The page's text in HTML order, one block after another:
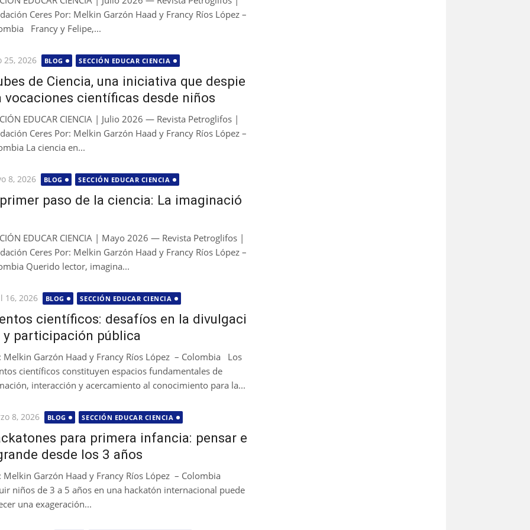
Ceres Por: Melkin Garzón Haad y Francy Ríos López –
Francy y Felipe,...
25, 2026 BLOG SECCIÓN EDUCAR CIENCIA
de Ciencia, una iniciativa que despie
vocaciones científicas desde niños
EDUCAR CIENCIA | Julio 2026 — Revista Petroglifos |
Ceres Por: Melkin Garzón Haad y Francy Ríos López –
La ciencia en...
8, 2026 BLOG SECCIÓN EDUCAR CIENCIA
paso de la ciencia: La imaginació
EDUCAR CIENCIA | Mayo 2026 — Revista Petroglifos |
Ceres Por: Melkin Garzón Haad y Francy Ríos López –
Querido lector, imagina...
16, 2026 BLOG SECCIÓN EDUCAR CIENCIA
científicos: desafíos en la divulgaci
y participación pública
Melkin Garzón Haad y Francy Ríos López – Colombia Los
científicos constituyen espacios fundamentales de
interacción y acercamiento al conocimiento para la...
8, 2026 BLOG SECCIÓN EDUCAR CIENCIA
para primera infancia: pensar e
desde los 3 años
Melkin Garzón Haad y Francy Ríos López – Colombia
niños de 3 a 5 años en una hackatón internacional puede
una exageración...